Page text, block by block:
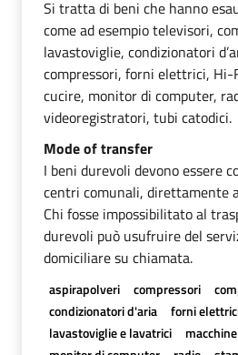
Si tratta di beni che hanno
come ad esempio televisori,
lavastoviglie, condizionatori
compressori, forni elettrici, Hi-
cucire, monitor di computer,
videoregistratori, tubi catodici.
Mode of transfer
I beni durevoli devono essere
centri comunali, direttamente
Chi fosse impossibilitato al
durevoli può usufruire del
domiciliare su chiamata.
aspirapolveri compressori
condizionatori d'aria
forni
lavastoviglie e lavatrici